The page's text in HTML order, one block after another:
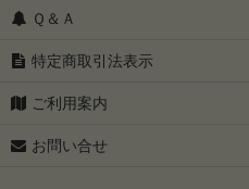
只今、ラーメン訳ありセール開催中
グルテンフリー
送・送料込み）
Ｑ＆Ａ
特定商取引法表示
ご利用案内
お問い合せ